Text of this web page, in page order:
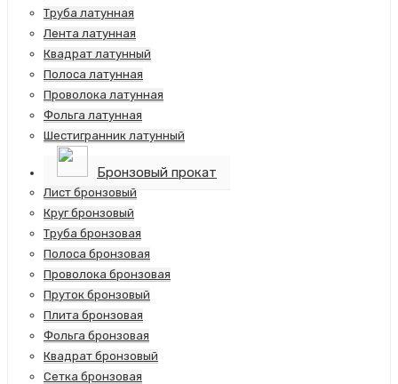
Труба латунная
Лента латунная
Квадрат латунный
Полоса латунная
Проволока латунная
Фольга латунная
Шестигранник латунный
Бронзовый прокат
Лист бронзовый
Круг бронзовый
Труба бронзовая
Полоса бронзовая
Проволока бронзовая
Пруток бронзовый
Плита бронзовая
Фольга бронзовая
Квадрат бронзовый
Сетка бронзовая